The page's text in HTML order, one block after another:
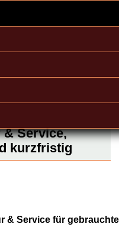
& Service,
kurzfristig
& Service für gebrauchte